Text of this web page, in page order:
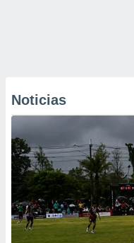
Noticias